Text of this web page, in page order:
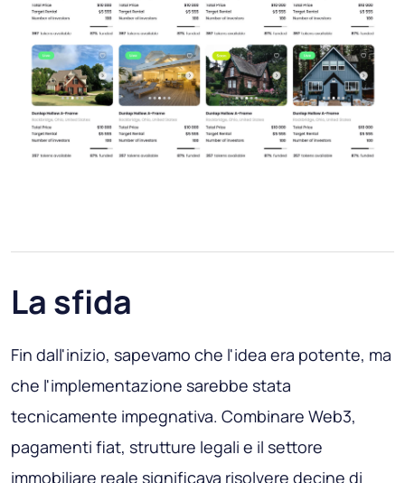
La sfida
Fin dall'inizio, sapevamo che l'idea era potente, ma
che l'implementazione sarebbe stata
tecnicamente impegnativa. Combinare Web3,
pagamenti fiat, strutture legali e il settore
immobiliare reale significava risolvere decine di